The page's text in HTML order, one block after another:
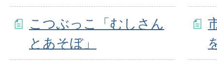
こつぶっこ「むしさん
とあそぼ」